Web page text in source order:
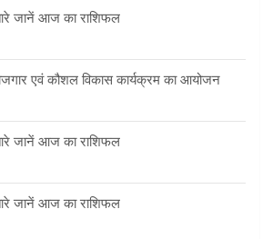
जानें आज का राशिफल
एवं कौशल विकास कार्यक्रम का आयोजन
जानें आज का राशिफल
जानें आज का राशिफल